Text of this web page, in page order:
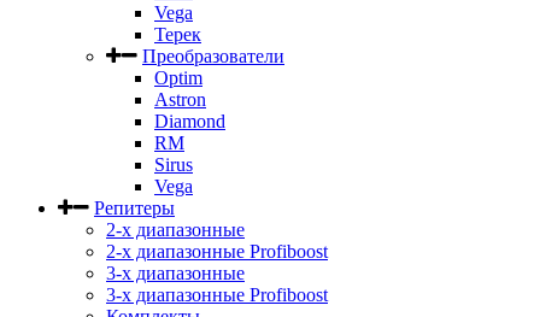
Vega
Терек
Преобразователи
Optim
Astron
Diamond
RM
Sirus
Vega
Репитеры
2-х диапазонные
2-х диапазонные Profiboost
3-х диапазонные
3-х диапазонные Profiboost